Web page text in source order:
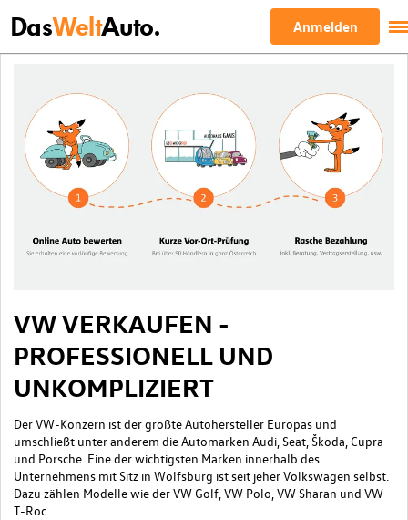
DasWeltAuto. Anmelden
VW VERKAUFEN -
PROFESSIONELL UND
UNKOMPLIZIERT
Der VW-Konzern ist der größte Autohersteller Europas und
umschließt unter anderem die Automarken Audi, Seat, Škoda, Cupra
und Porsche. Eine der wichtigsten Marken innerhalb des
Unternehmens mit Sitz in Wolfsburg ist seit jeher Volkswagen selbst.
Dazu zählen Modelle wie der VW Golf, VW Polo, VW Sharan und VW
T-Roc.